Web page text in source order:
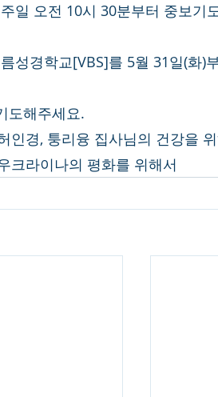
일 오전 10시 30분부터 중보기
성경학교[VBS]를 5월 31일(화)
도해주세요.
허인경, 퉁리융 집사님의 건강을
우크라이나의 평화를 위해서